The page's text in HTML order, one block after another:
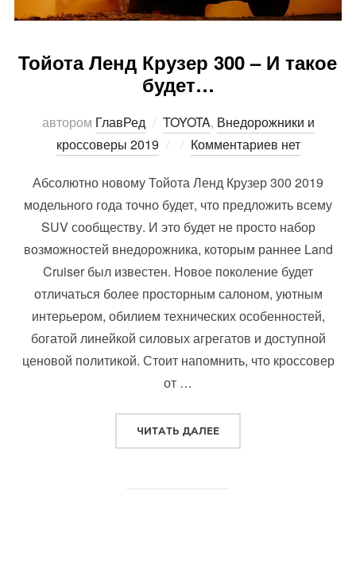
Тойота Ленд Крузер 300 – И такое
будет…
автором ГлавРед TOYOTA, Внедорожники и
кроссоверы 2019
Опубликовано
Комментариев нет
Абсолютно новому Тойота Ленд Крузер 300 2019
модельного года точно будет, что предложить всему
SUV сообществу. И это будет не просто набор
возможностей внедорожника, которым раннее Land
Cruiser был известен. Новое поколение будет
отличаться более просторным салоном, уютным
интерьером, обилием технических особенностей,
богатой линейкой силовых агрегатов и доступной
ценовой политикой. Стоит напомнить, что кроссовер
от …
ЧИТАТЬ ДАЛЕЕ“ТОЙОТА ЛЕНД КРУЗЕР